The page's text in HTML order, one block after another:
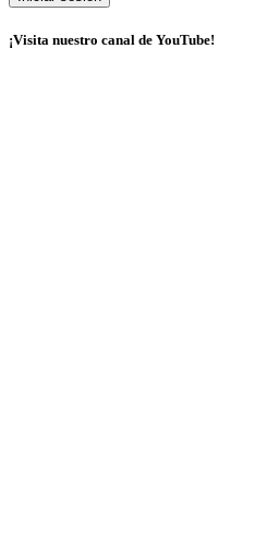
¡Visita nuestro canal de YouTube!